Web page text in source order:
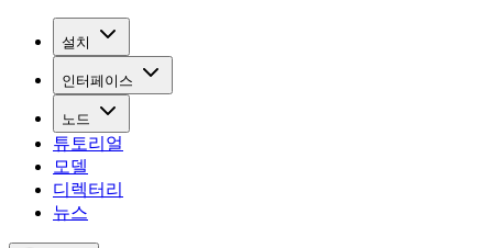
설치
인터페이스
노드
튜토리얼
모델
디렉터리
뉴스